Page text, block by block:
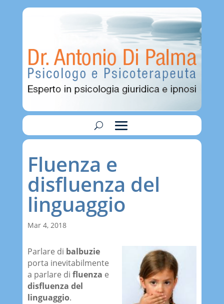
Fluenza e
disfluenza del
linguaggio
Mar 4, 2018
Parlare di balbuzie
porta inevitabilmente
a parlare di fluenza e
disfluenza del
linguaggio.